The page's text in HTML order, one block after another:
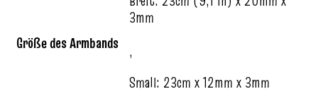
Größe des Armbands
3mm
,
Small: 23cm x 12mm x 3mm